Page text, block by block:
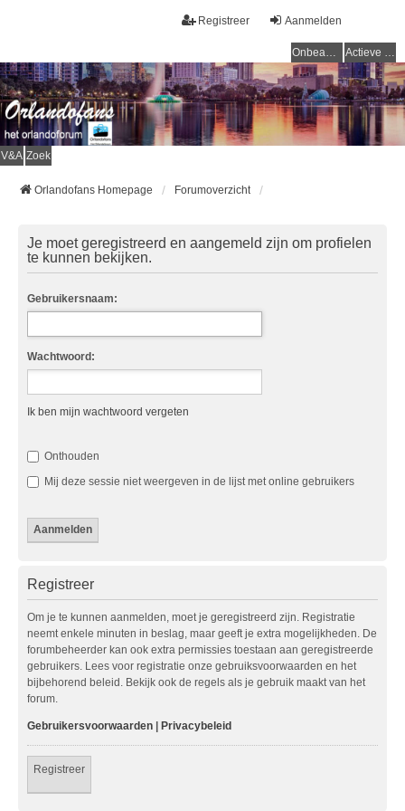
Aanmelden
Registreer
Onbeantwoorde onderwerpen Actieve onderwerpen
V&A Zoek
Orlandofans Homepage Forumoverzicht
Je moet geregistreerd en aangemeld zijn om profielen
te kunnen bekijken.
Gebruikersnaam:
Wachtwoord:
Ik ben mijn wachtwoord vergeten
Onthouden
Mij deze sessie niet weergeven in de lijst met online gebruikers
Registreer
Om je te kunnen aanmelden, moet je geregistreerd zijn. Registratie
neemt enkele minuten in beslag, maar geeft je extra mogelijkheden. De
forumbeheerder kan ook extra permissies toestaan aan geregistreerde
gebruikers. Lees voor registratie onze gebruiksvoorwaarden en het
bijbehorend beleid. Bekijk ook de regels als je gebruik maakt van het
forum.
Gebruikersvoorwaarden | Privacybeleid
Registreer